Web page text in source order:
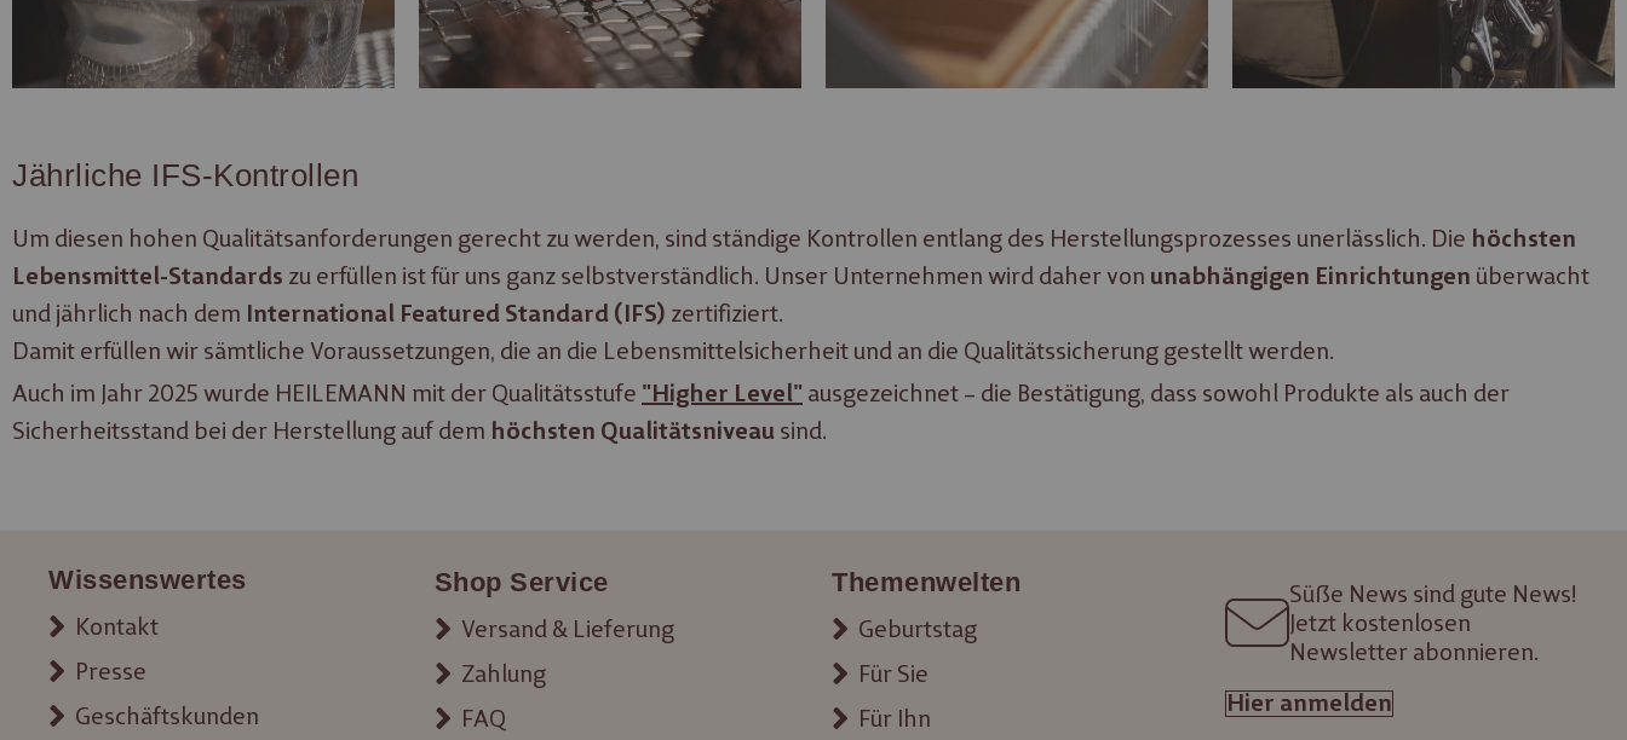
Jährliche IFS-Kontrollen
Um diesen hohen Qualitätsanforderungen gerecht zu werden, sind ständige Kon­trol­len entlang des Her­stel­lungs­pro­zes­ses un­er­läs­slich. Die höchsten
Lebensmittel-Standards zu erfüllen ist für uns ganz selbstverständlich. Unser Un­ter­neh­men wird daher von un­ab­häng­igen Ein­rich­tung­en überwacht
und jährlich nach dem International Featured Standard (IFS) zertifiziert.
Damit erfüllen wir sämtliche Vor­aus­setz­ungen, die an die Le­bens­mit­tel­sicher­heit und an die Qua­li­täts­sich­erung gestellt werden.
Auch im Jahr 2025 wurde HEILEMANN mit der Qualitätsstufe "Higher Level" ausgezeichnet – die Bestätigung, dass sowohl Produkte als auch der
Sicherheitsstand bei der Herstellung auf dem höchsten Qualitätsniveau sind.
Wissenswertes
Kontakt
Presse
Geschäftskunden
Shop Service
Versand & Lieferung
Zahlung
FAQ
Themenwelten
Geburtstag
Für Sie
Für Ihn
Süße News sind gute News!
Jetzt kostenlosen
Newsletter abonnieren.
Hier anmelden